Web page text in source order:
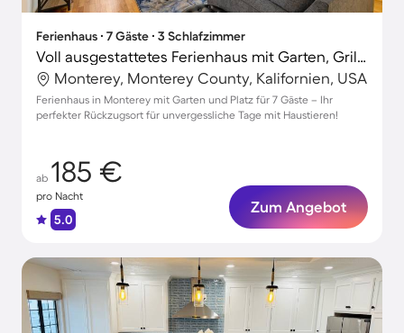
Ferienhaus ∙ 7 Gäste ∙ 3 Schlafzimmer
Voll ausgestattetes Ferienhaus mit Garten, Grill und Terrasse | Strand in der Nähe | Haustiere erlaubt
Monterey, Monterey County, Kalifornien, USA
Ferienhaus in Monterey mit Garten und Platz für 7 Gäste – Ihr
perfekter Rückzugsort für unvergessliche Tage mit Haustieren!
ab 185 €
pro Nacht
5.0
Zum Angebot